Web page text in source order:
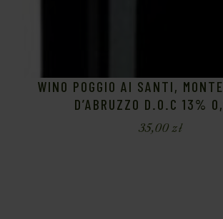
WINO POGGIO AI SANTI,
D’ABRUZZO D.O.C 13%
35,00zł